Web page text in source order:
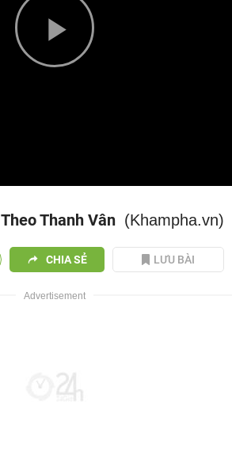
Play
Theo Thanh Vân (Khampha.vn)
CHIA SẺ LƯU BÀI